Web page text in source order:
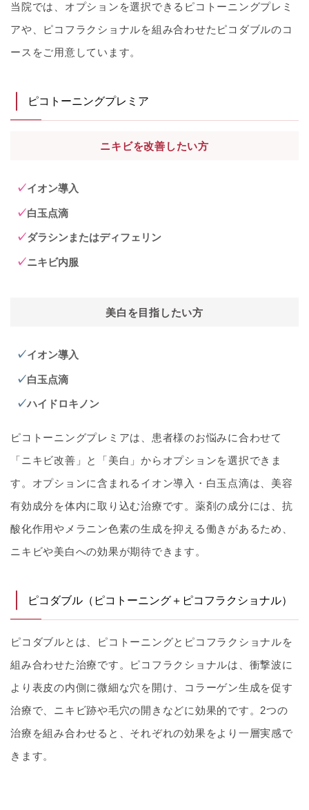
当院では、オプションを選択できるピコトーニングプレミ
アや、ピコフラクショナルを組み合わせたピコダブルのコ
ースをご用意しています。
ピコトーニングプレミア
ニキビを改善したい方
イオン導入
白玉点滴
ダラシンまたはディフェリン
ニキビ内服
美白を目指したい方
イオン導入
白玉点滴
ハイドロキノン
ピコトーニングプレミアは、患者様のお悩みに合わせて
「ニキビ改善」と「美白」からオプションを選択できま
す。オプションに含まれるイオン導入・白玉点滴は、美容
有効成分を体内に取り込む治療です。薬剤の成分には、抗
酸化作用やメラニン色素の生成を抑える働きがあるため、
ニキビや美白への効果が期待できます。
ピコダブル（ピコトーニング＋ピコフラクショナル）
ピコダブルとは、ピコトーニングとピコフラクショナルを
組み合わせた治療です。ピコフラクショナルは、衝撃波に
より表皮の内側に微細な穴を開け、コラーゲン生成を促す
治療で、ニキビ跡や毛穴の開きなどに効果的です。2つの
治療を組み合わせると、それぞれの効果をより一層実感で
きます。